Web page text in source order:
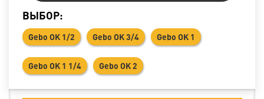
ВЫБОР:
Gebo OK 1/2 Gebo OK 3/4 Gebo OK 1
Gebo OK 1 1/4 Gebo OK 2